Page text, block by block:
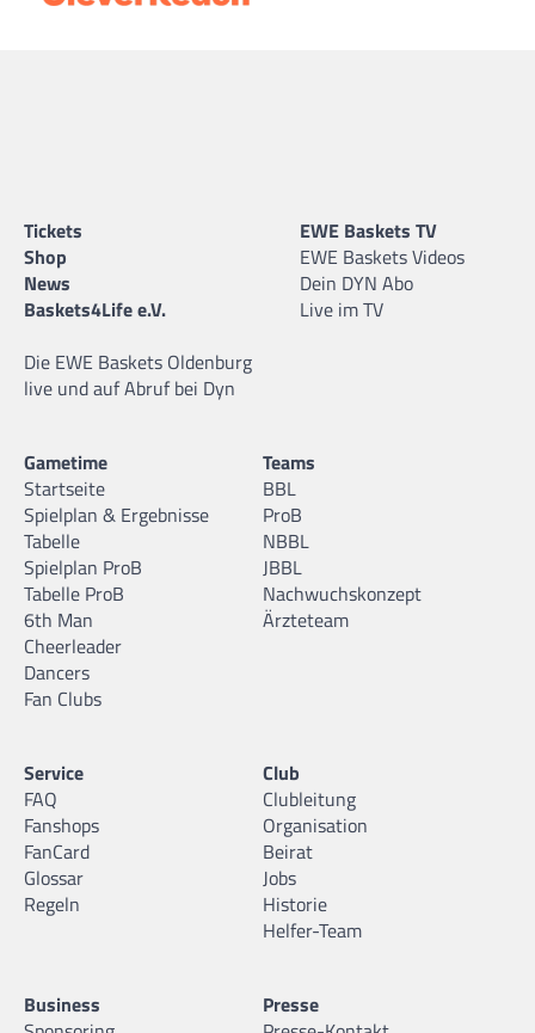
Tickets
Shop
News
Baskets4Life e.V.
Die EWE Baskets Oldenburg
live und auf Abruf bei Dyn
EWE Baskets TV
EWE Baskets Videos
Dein DYN Abo
Live im TV
Gametime
Startseite
Spielplan & Ergebnisse
Tabelle
Spielplan ProB
Tabelle ProB
6th Man
Cheerleader
Dancers
Fan Clubs
Teams
BBL
ProB
NBBL
JBBL
Nachwuchskonzept
Ärzteteam
Service
FAQ
Fanshops
FanCard
Glossar
Regeln
Club
Clubleitung
Organisation
Beirat
Jobs
Historie
Helfer-Team
Business
Presse